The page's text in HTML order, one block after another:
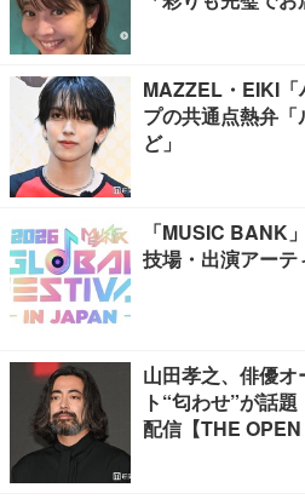
MAZZEL・EIKI
プの共通点熱弁
ど」
「MUSIC BANK
技場・出演アー
山田孝之、俳優
ト“匂わせ”が話
配信【THE OPEN